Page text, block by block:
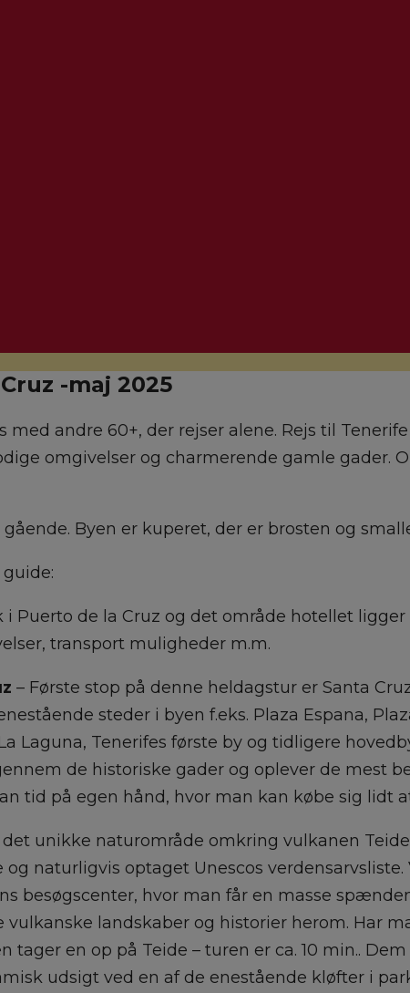
-maj 2025
med andre 60+, der rejser alene. Rejs til
omgivelser og charmerende gamle gader.
Byen er kuperet, der er brosten og
i Puerto de la Cruz og det område hotellet
transport muligheder m.m.
– Første stop på denne heldagstur er Santa
steder i byen f.eks. Plaza Espana,
Laguna, Tenerifes første by og tidligere
de historiske gader og oplever de mest
tid på egen hånd, hvor man kan købe sig lidt
det unikke naturområde omkring vulkanen
naturligvis optaget Unescos
besøgscenter, hvor man får en masse
landskaber og historier herom. Har
en op på Teide – turen er ca. 10 min..
udsigt ved en af de enestående kløfter i